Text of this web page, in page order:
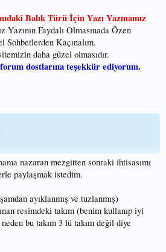
Balık Türü İçin Yazı Yazmamız
Yazının Faydalı Olmasınada Özen
Kaçınalım.
daha güzel olmasıdır.
dostlarına teşekkür ediyorum.
nazaran mezgitten sonraki ihtisasımı
paylaşmak istedim.
ayıklanmış ve tuzlanmış)
resimdeki takım (benim kullanıp iyi
bu takım 3 lü takım değil diye